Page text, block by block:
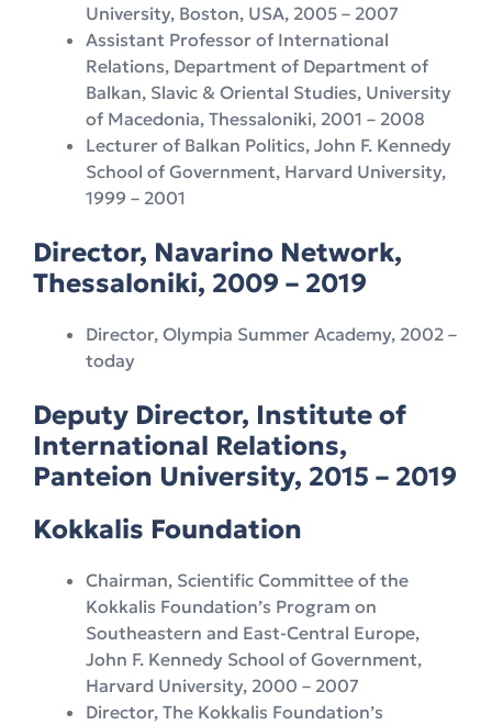
University, Boston, USA, 2005 – 2007
Assistant Professor of International
Relations, Department of Department of
Balkan, Slavic & Oriental Studies, University
of Macedonia, Thessaloniki, 2001 – 2008
Lecturer of Balkan Politics, John F. Kennedy
School of Government, Harvard University,
1999 – 2001
Director, Navarino Network,
Thessaloniki, 2009 – 2019
Director, Olympia Summer Academy, 2002 –
today
Deputy Director, Institute of
International Relations,
Panteion University, 2015 – 2019
Kokkalis Foundation
Chairman, Scientific Committee of the
Kokkalis Foundation’s Program on
Southeastern and East-Central Europe,
John F. Kennedy School of Government,
Harvard University, 2000 – 2007
Director, The Kokkalis Foundation’s